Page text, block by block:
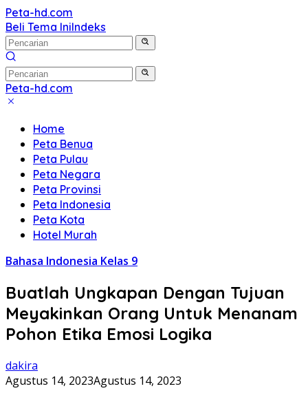
Langsung
ke
konten
Peta-hd.com
Kumpulan
Gambar
Peta
HD
Beli Tema IniIndeks
Peta-hd.com
Kumpulan
Peta
HD
Home
Peta Benua
Peta Pulau
Peta Negara
Peta Provinsi
Peta Indonesia
Peta Kota
Hotel Murah
Bahasa Indonesia Kelas 9
Buatlah Ungkapan Dengan Tujuan
Meyakinkan Orang Untuk Menanam
Pohon Etika Emosi Logika
dakira
Agustus 14, 2023Agustus 14, 2023